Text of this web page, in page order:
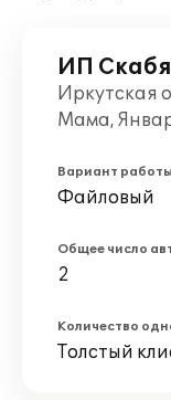
ИП
Иркутская
Мама,
Вариант работы
Файловый
Общее число
2
Количество
Толстый